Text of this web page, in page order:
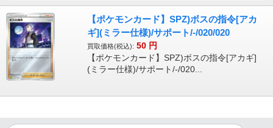
【ポケモンカード】SPZ)ボスの指令[アカ
ギ](ミラー仕様)/サポート/-/020/020
買取価格(税込): 50 円
【ポケモンカード】SPZ)ボスの指令[アカギ]
(ミラー仕様)/サポート/-/020...